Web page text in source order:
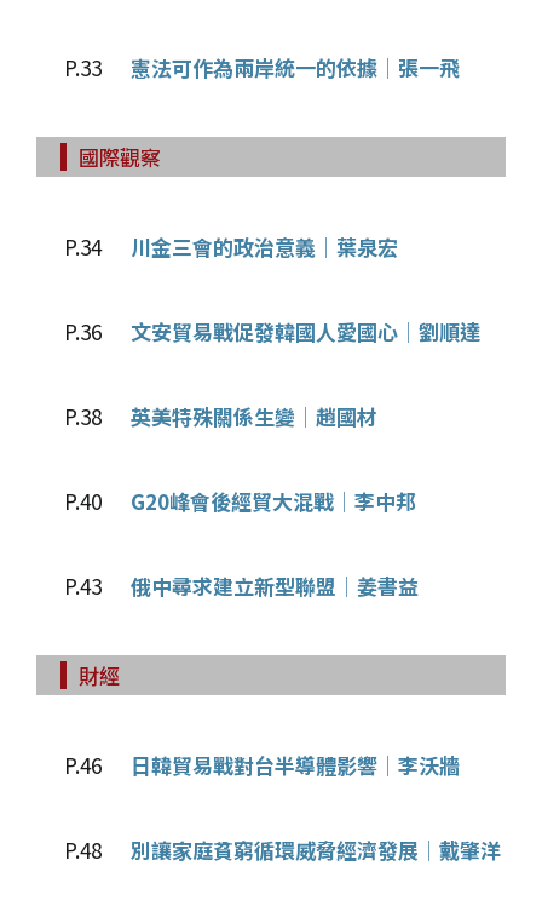
P.33 憲法可作為兩岸統一的依據│張一飛
國際觀察
P.34 川金三會的政治意義│葉泉宏
P.36 文安貿易戰促發韓國人愛國心│劉順達
P.38 英美特殊關係生變│趙國材
P.40 G20峰會後經貿大混戰│李中邦
P.43 俄中尋求建立新型聯盟│姜書益
財經
P.46 日韓貿易戰對台半導體影響│李沃牆
P.48 別讓家庭貧窮循環威脅經濟發展│戴肇洋